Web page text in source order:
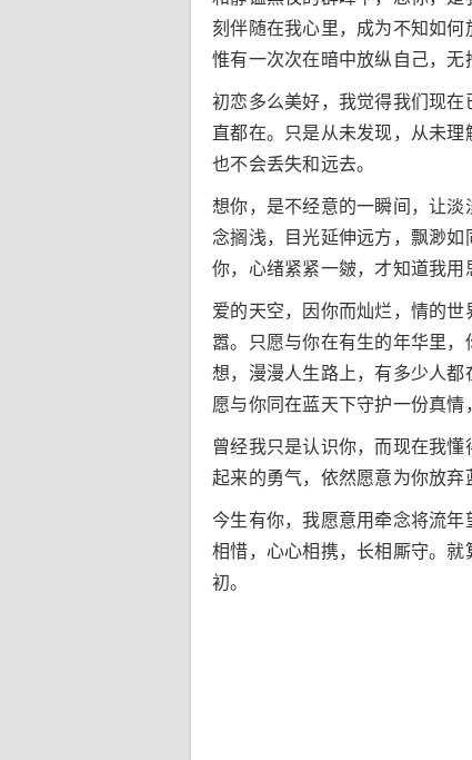
刻伴随在我心里，成为不知如何
惟有一次次在暗中放纵自己，无
初恋多么美好，我觉得我们现
直都在。只是从未发现，从未
也不会丢失和远去。
想你，是不经意的一瞬间，让
念搁浅，目光延伸远方，飘渺
你，心绪紧紧一皴，才知道我用
爱的天空，因你而灿烂，情的
嚣。只愿与你在有生的年华里
想，漫漫人生路上，有多少人
愿与你同在蓝天下守护一份真情
曾经我只是认识你，而现在我
起来的勇气，依然愿意为你放弃
今生有你，我愿意用牵念将流
相惜，心心相携，长相厮守。
初。